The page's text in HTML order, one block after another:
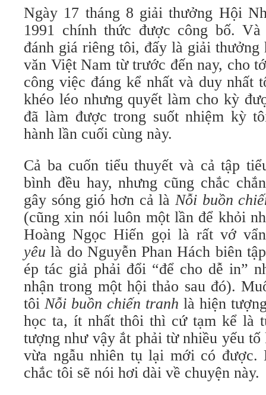
Ngày 17 tháng 8 giải thưởng Hội
1991 chính thức được công bố.
đánh giá riêng tôi, đấy là giải thưởng
văn Việt Nam từ trước đến nay, cho
công việc đáng kể nhất và duy nhất
khéo léo nhưng quyết làm cho kỳ
đã làm được trong suốt nhiệm kỳ
hành lần cuối cùng này.
Cả ba cuốn tiểu thuyết và cả tập
bình đều hay, nhưng cũng chắc
gây sóng gió hơn cả là Nỗi buồn
(cũng xin nói luôn một lần để khỏi
Hoàng Ngọc Hiến gọi là rất vớ
yêulà do Nguyễn Phan Hách biên
ép tác giả phải đổi “để cho dễ in”
nhận trong một hội thảo sau đó).
tôi Nỗi buồn chiến tranh là hiện
học ta, ít nhất thôi thì cứ tạm kể là
tượng như vậy ắt phải từ nhiều yếu tố
vừa ngẫu nhiên tụ lại mới có
chắc tôi sẽ nói hơi dài về chuyện này.